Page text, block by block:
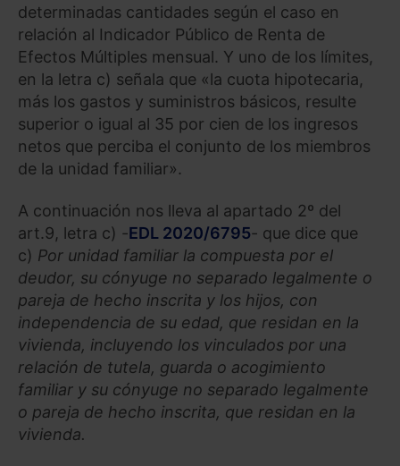
determinadas cantidades según el caso en
relación al Indicador Público de Renta de
Efectos Múltiples mensual. Y uno de los límites,
en la letra c) señala que «la cuota hipotecaria,
más los gastos y suministros básicos, resulte
superior o igual al 35 por cien de los ingresos
netos que perciba el conjunto de los miembros
de la unidad familiar».
A continuación nos lleva al apartado 2º del
art.9, letra c) -EDL 2020/6795- que dice que
c) Por unidad familiar la compuesta por el
deudor, su cónyuge no separado legalmente o
pareja de hecho inscrita y los hijos, con
independencia de su edad, que residan en la
vivienda, incluyendo los vinculados por una
relación de tutela, guarda o acogimiento
familiar y su cónyuge no separado legalmente
o pareja de hecho inscrita, que residan en la
vivienda.